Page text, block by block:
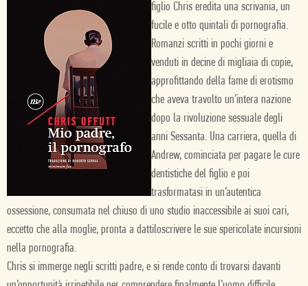
figlio Chris eredita una scrivania, un
fucile e otto quintali di pornografia.
Romanzi scritti in pochi giorni e
venduti in decine di migliaia di copie,
approfittando della fame di erotismo
che aveva travolto un’intera nazione
dopo la rivoluzione sessuale degli
anni Sessanta. Una carriera, quella di
Andrew, cominciata per pagare le cure
dentistiche del figlio e poi
trasformatasi in un’autentica
ossessione, consumata nel chiuso di uno studio inaccessibile ai suoi cari,
eccetto che alla moglie, pronta a dattiloscrivere le sue spericolate incursioni
nella pornografia.
Chris si immerge negli scritti padre, e si rende conto di trovarsi davanti